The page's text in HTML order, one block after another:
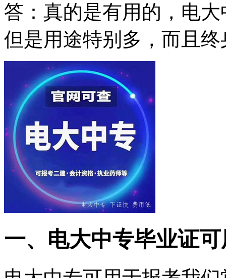
答：真的是有用的，电
但是用途特别多，而且
一、电大中专毕业证